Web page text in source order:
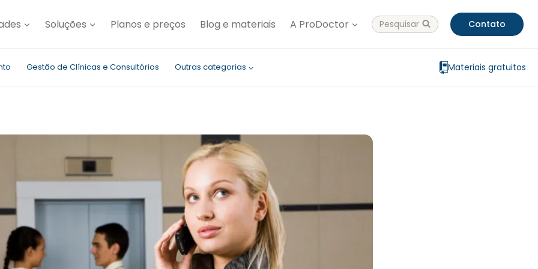
Soluções Planos e preços Blog e materiais A ProDoctor Pesquisar Contato
Gestão de Clínicas e Consultórios Outras categorias Materiais gratuitos